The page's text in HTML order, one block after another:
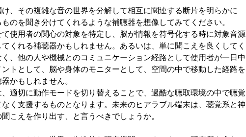
、その複雑な音の世界を分解して相互に関連する断片を明らかに
のを聞き分けてくれるような補聴器を想像してみてください。
使用者の関心の対象を特定し、脳が情報を符号化する時に対象音源
くれる補聴器かもしれません。あるいは、単に聞こえを良くしてく
、他の人や機械とのコミュニケーション経路として使用者が一日中
トとして、脳や身体のモニターとして、空間の中で移動した経路を
かもしれません。
適切に動作モードを切り替えることで、過酷な聴取環境の中で聴覚
く支援するものとなります。未来のヒアラブル端末は、聴覚系と神
こえを作り出す、と言うべきでしょうか。